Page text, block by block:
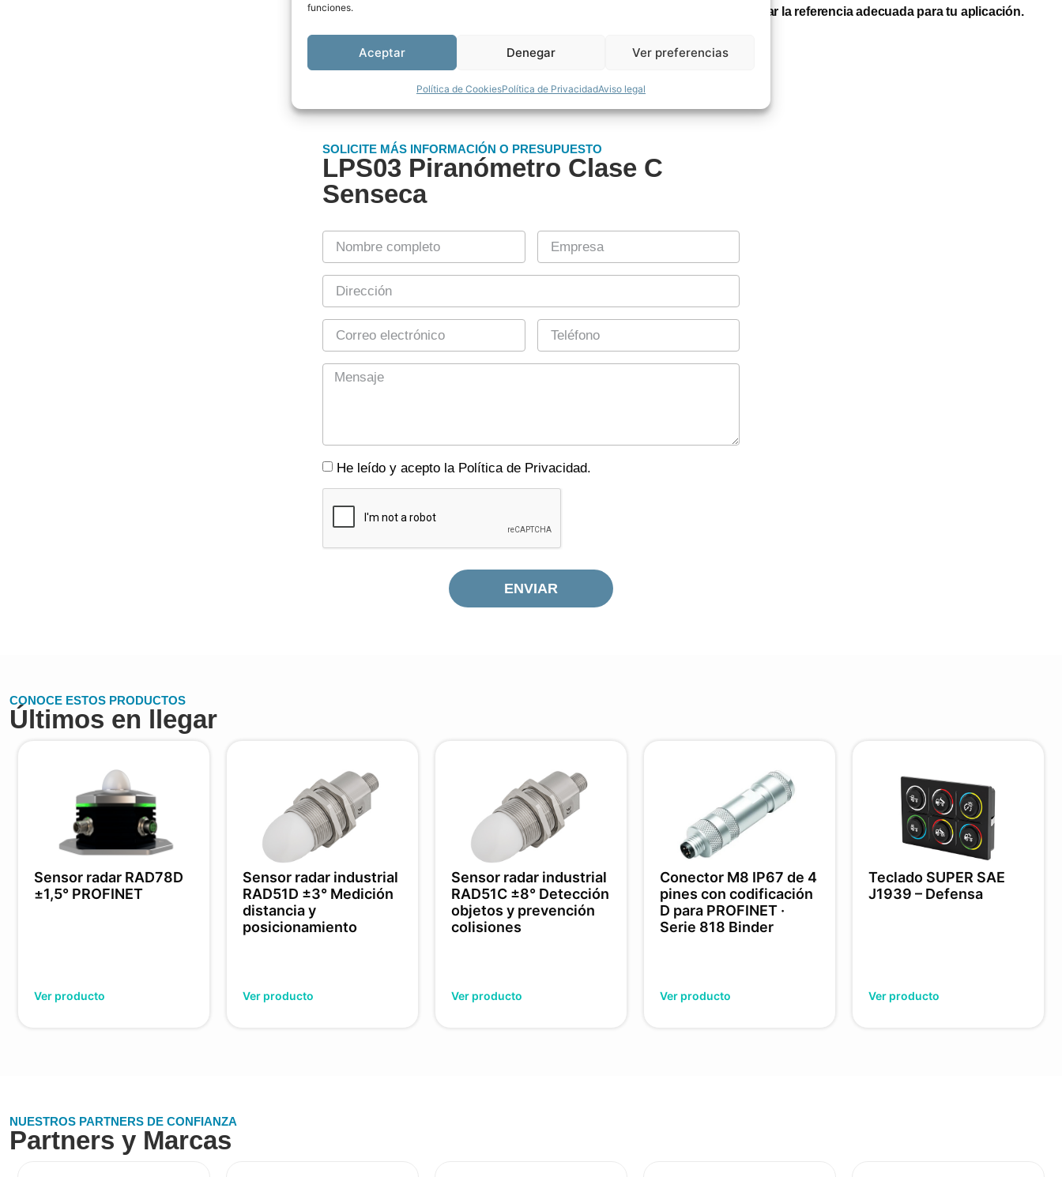
funciones.
Aceptar Denegar Ver preferencias
Política de CookiesPolítica de PrivacidadAviso legal
Contacta con nosotros y te ayudamos a seleccionar la referencia adecuada para tu aplicación.
SOLICITE MÁS INFORMACIÓN O PRESUPUESTO
LPS03 Piranómetro Clase C
Senseca
He leído y acepto la Política de Privacidad.
ENVIAR
CONOCE ESTOS PRODUCTOS
Últimos en llegar
Sensor radar RAD78D
±1,5° PROFINET
Ver producto
Sensor radar industrial
RAD51D ±3° Medición
distancia y
posicionamiento
Ver producto
Sensor radar industrial
RAD51C ±8° Detección
objetos y prevención
colisiones
Ver producto
Conector M8 IP67 de 4
pines con codificación
D para PROFINET ·
Serie 818 Binder
Ver producto
Teclado SUPER SAE
J1939 – Defensa
Ver producto
NUESTROS PARTNERS DE CONFIANZA
Partners y Marcas